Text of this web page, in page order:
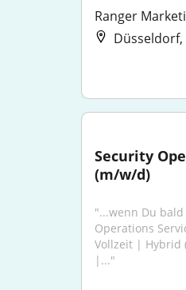
Ranger
Düsseldorf,
Security
(m/w/d)
"...wenn Du
Operations
Vollzeit | Hybrid
|..."